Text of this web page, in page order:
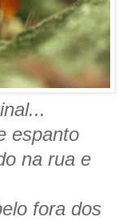
espanto
na rua e
fora dos